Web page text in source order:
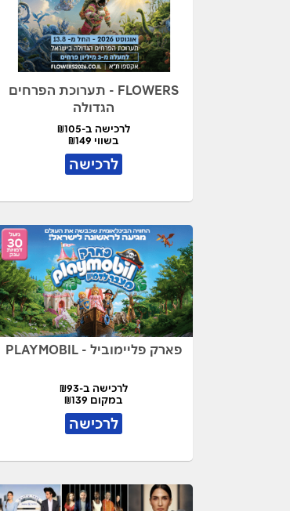
FLOWERS - תערוכת הפרחים
הגדולה
לרכישה ב-₪105
בשווי ₪149
לרכישה
פארק פליימוביל - PLAYMOBIL
לרכישה ב-₪93
במקום ₪139
לרכישה